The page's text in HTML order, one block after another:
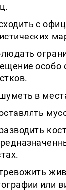
с
особо
в
или